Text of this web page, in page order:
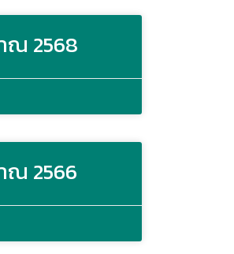
ณ 2568
ณ 2566